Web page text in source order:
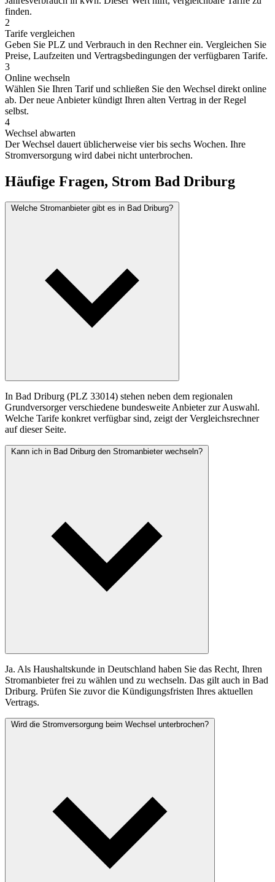
finden.
2
Tarife vergleichen
Geben Sie PLZ und Verbrauch in den Rechner ein. Vergleichen Sie
Preise, Laufzeiten und Vertragsbedingungen der verfügbaren Tarife.
3
Online wechseln
Wählen Sie Ihren Tarif und schließen Sie den Wechsel direkt online
ab. Der neue Anbieter kündigt Ihren alten Vertrag in der Regel
selbst.
4
Wechsel abwarten
Der Wechsel dauert üblicherweise vier bis sechs Wochen. Ihre
Stromversorgung wird dabei nicht unterbrochen.
Häufige Fragen, Strom Bad Driburg
Welche Stromanbieter gibt es in Bad Driburg?
In Bad Driburg (PLZ 33014) stehen neben dem regionalen
Grundversorger verschiedene bundesweite Anbieter zur Auswahl.
Welche Tarife konkret verfügbar sind, zeigt der Vergleichsrechner
auf dieser Seite.
Kann ich in Bad Driburg den Stromanbieter wechseln?
Ja. Als Haushaltskunde in Deutschland haben Sie das Recht, Ihren
Stromanbieter frei zu wählen und zu wechseln. Das gilt auch in Bad
Driburg. Prüfen Sie zuvor die Kündigungsfristen Ihres aktuellen
Vertrags.
Wird die Stromversorgung beim Wechsel unterbrochen?